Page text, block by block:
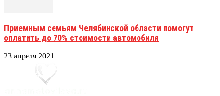
Приемным семьям Челябинской области помогут
оплатить до 70% стоимости автомобиля
23 апреля 2021